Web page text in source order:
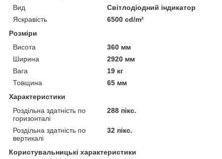
Вид
Світлодіодний індикатор
Яскравість
6500 cd/m²
Розміри
Висота
360 мм
Ширина
2920 мм
Вага
19 кг
Товщина
65 мм
Характеристики
Роздільна здатність по
горизонталі
288 пікс.
Роздільна здатність по
вертикалі
32 пікс.
Користувальницькі характеристики